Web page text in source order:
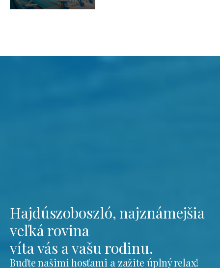
Hajdúszoboszló, najznámejšia
veľká rovina
víta vás a vašu rodinu.
Buďte našimi hosťami a zažite úplný relax!